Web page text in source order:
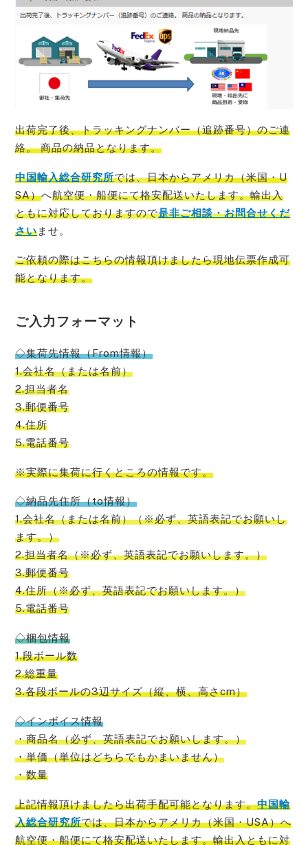
出荷完了後、トラッキングナンバー（追跡番号）のご連
絡。 商品の納品となります。
中国輸入総合研究所では、日本からアメリカ（米国・U
SA）へ航空便・船便にて格安配送いたします。輸出入
ともに対応しておりますので是非ご相談・お問合せくだ
さいませ。
ご依頼の際はこちらの情報頂けましたら現地伝票作成可
能となります。
ご入力フォーマット
◇集荷先情報（From情報）
1.会社名（または名前）
2.担当者名
3.郵便番号
4.住所
5.電話番号
※実際に集荷に行くところの情報です。
◇納品先住所（to情報）
1.会社名（または名前）（※必ず、英語表記でお願いし
ます。）
2.担当者名（※必ず、英語表記でお願いします。）
3.郵便番号
4.住所（※必ず、英語表記でお願いします。）
5.電話番号
◇梱包情報
1.段ボール数
2.総重量
3.各段ボールの3辺サイズ（縦、横、高さcm）
◇インボイス情報
・商品名（必ず、英語表記でお願いします。）
・単価（単位はどちらでもかまいません）
・数量
上記情報頂けましたら出荷手配可能となります。中国輸
入総合研究所では、日本からアメリカ（米国・USA）へ
航空便・船便にて格安配送いたします。輸出入ともに対